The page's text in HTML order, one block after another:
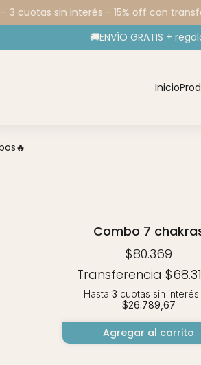
3 cuotas sin interés - 15% off con
🚚ENVÍO GRATIS +
Inicio
Combo 7
$80.369
Transferencia
Hasta 3 cuotas sin interés
$26.789,67
Agregar al carrito